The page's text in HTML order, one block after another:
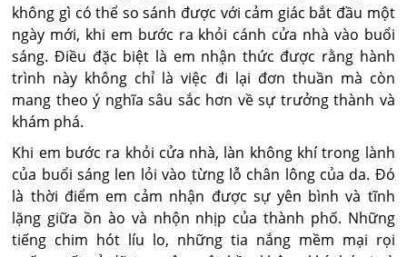
không gì có thể so sánh được với cảm giác bắt đầu một
ngày mới, khi em bước ra khỏi cánh cửa nhà vào buổi
sáng. Điều đặc biệt là em nhận thức được rằng hành
trình này không chỉ là việc đi lại đơn thuần mà còn
mang theo ý nghĩa sâu sắc hơn về sự trưởng thành và
khám phá.
Khi em bước ra khỏi cửa nhà, làn không khí trong lành
của buổi sáng len lỏi vào từng lỗ chân lông của da. Đó
là thời điểm em cảm nhận được sự yên bình và tĩnh
lặng giữa ồn ào và nhộn nhịp của thành phố. Những
tiếng chim hót líu lo, những tia nắng mềm mại rọi